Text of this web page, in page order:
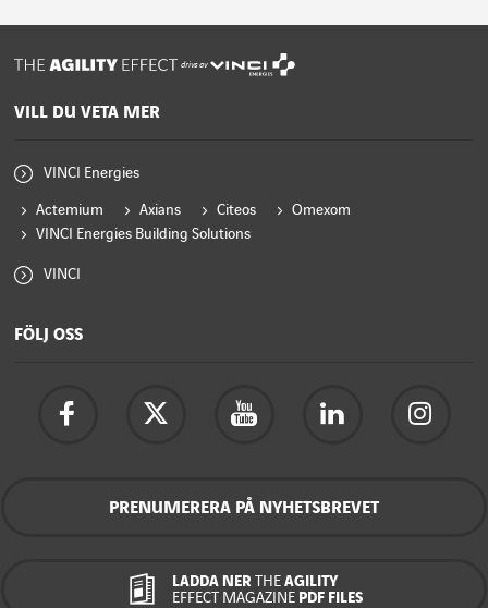
drivs av
VILL DU VETA MER
VINCI Energies
Actemium Axians Citeos
Omexom
VINCI Energies Building Solutions
VINCI
FÖLJ OSS
PRENUMERERA PÅ NYHETSBREVET
LADDA NER THEAGILITY
EFFECT MAGAZINEPDF FILES